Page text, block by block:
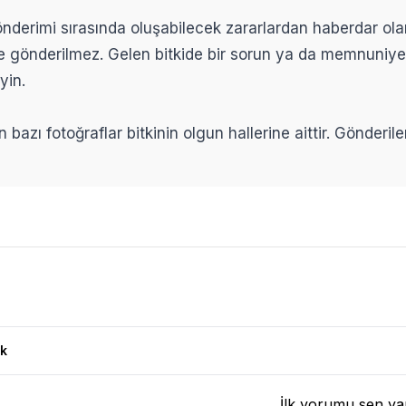
sırasında oluşabilecek zararlardan haberdar
gönderilmez. Gelen bitkide bir sorun ya da
bazı fotoğraflar bitkinin olgun hallerine aittir.